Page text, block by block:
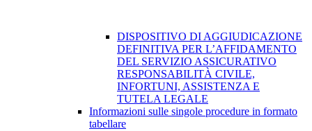
DISPOSITIVO DI AGGIUDICAZIONE
DEFINITIVA PER L’AFFIDAMENTO
DEL SERVIZIO ASSICURATIVO
RESPONSABILITÀ CIVILE,
INFORTUNI, ASSISTENZA E
TUTELA LEGALE
Informazioni sulle singole procedure in formato
tabellare